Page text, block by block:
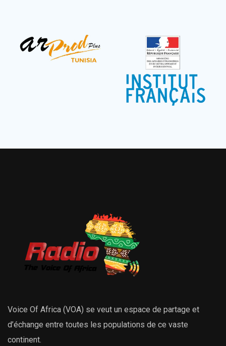
Voice Of Africa (VOA) se veut un espace de partage et
d’échange entre toutes les populations de ce vaste
continent.